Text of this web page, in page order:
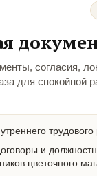
согласия,
для спокойной
и
цветочного